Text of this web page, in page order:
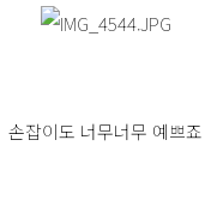
손잡이도 너무너무 예쁘죠